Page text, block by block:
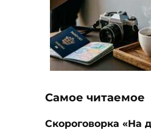
Самое читаемое
Скороговорка «На